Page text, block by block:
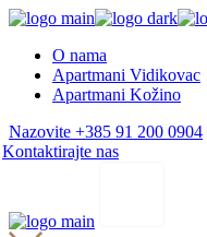
Skip
content
O nama
Apartmani Vidikovac
Apartmani Kožino
Nazovite +385 91 200 0904
Kontaktirajte nas